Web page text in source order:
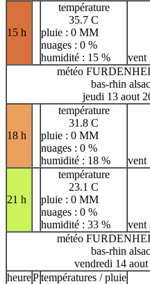
15 h
température
35.7 C
pluie : 0 MM
nuages : 0 %
humidité : 15 %
vent
météo
bas-rhin
jeudi 13 aout
18 h
température
31.8 C
pluie : 0 MM
nuages : 0 %
humidité : 18 %
vent
21 h
température
23.1 C
pluie : 0 MM
nuages : 0 %
humidité : 33 %
vent
météo
bas-rhin
vendredi 14
heurePtempératures / pluie